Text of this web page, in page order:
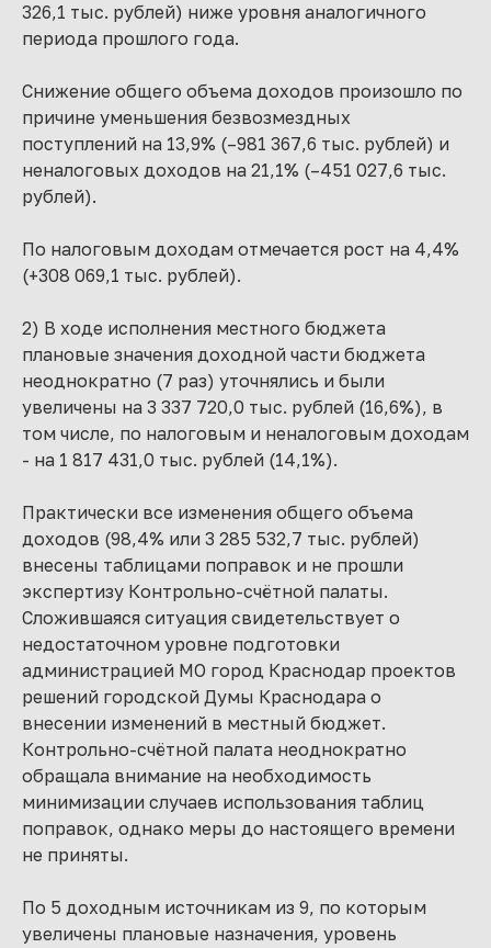
326,1 тыс. рублей) ниже уровня аналогичного
периода прошлого года.
Снижение общего объема доходов произошло по
причине уменьшения безвозмездных
поступлений на 13,9% (–981 367,6 тыс. рублей) и
неналоговых доходов на 21,1% (–451 027,6 тыс.
рублей).
По налоговым доходам отмечается рост на 4,4%
(+308 069,1 тыс. рублей).
2) В ходе исполнения местного бюджета
плановые значения доходной части бюджета
неоднократно (7 раз) уточнялись и были
увеличены на 3 337 720,0 тыс. рублей (16,6%), в
том числе, по налоговым и неналоговым доходам
- на 1 817 431,0 тыс. рублей (14,1%).
Практически все изменения общего объема
доходов (98,4% или 3 285 532,7 тыс. рублей)
внесены таблицами поправок и не прошли
экспертизу Контрольно-счётной палаты.
Сложившаяся ситуация свидетельствует о
недостаточном уровне подготовки
администрацией МО город Краснодар проектов
решений городской Думы Краснодара о
внесении изменений в местный бюджет.
Контрольно-счётной палата неоднократно
обращала внимание на необходимость
минимизации случаев использования таблиц
поправок, однако меры до настоящего времени
не приняты.
По 5 доходным источникам из 9, по которым
увеличены плановые назначения, уровень